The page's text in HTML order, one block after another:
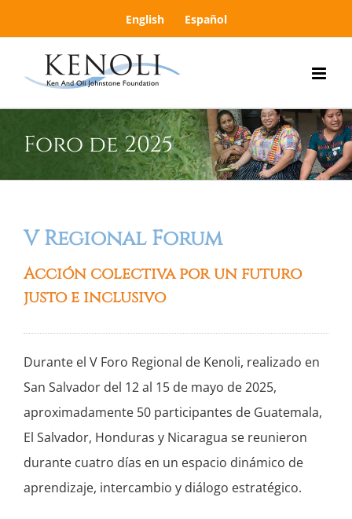
to
English Español
Foro de 2025
V Regional Forum
Acción colectiva por un futuro
justo e inclusivo
Durante el V Foro Regional de Kenoli, realizado en
San Salvador del 12 al 15 de mayo de 2025,
aproximadamente 50 participantes de Guatemala,
El Salvador, Honduras y Nicaragua se reunieron
durante cuatro días en un espacio dinámico de
aprendizaje, intercambio y diálogo estratégico.